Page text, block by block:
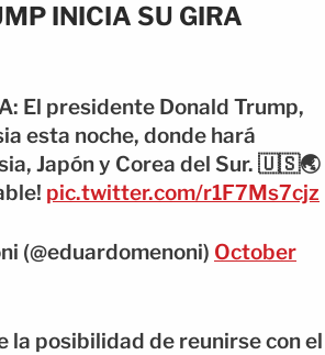
INICIA SU GIRA
El presidente Donald Trump,
esta noche, donde hará
Japón y Corea del Sur. 🇺🇸🌏
pic.twitter.com/r1F7Ms7cjz
(@eduardomenoni) October
la posibilidad de reunirse con el